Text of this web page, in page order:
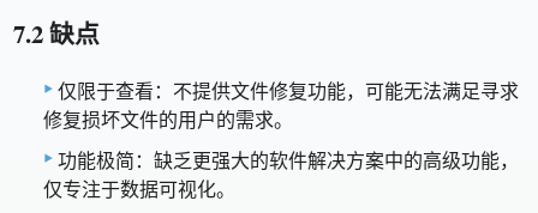
7.2 缺点
仅限于查看：不提供文件修复功能，可能无法满足寻求
修复损坏文件的用户的需求。
功能极简：缺乏更强大的软件解决方案中的高级功能，
仅专注于数据可视化。